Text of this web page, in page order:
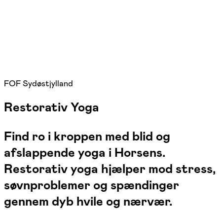
FOF Sydøstjylland
Restorativ Yoga
Find ro i kroppen med blid og
afslappende yoga i Horsens.
Restorativ yoga hjælper mod stress,
søvnproblemer og spændinger
gennem dyb hvile og nærvær.